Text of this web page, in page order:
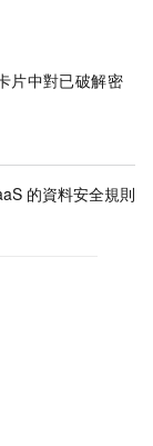
片中對已破解密
的資料安全規則